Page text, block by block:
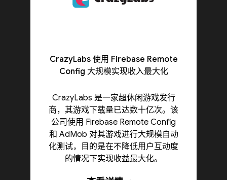
CrazyLabs 使用 Firebase Remote
Config 大规模实现收入最大化
CrazyLabs 是一家超休闲游戏发行
商，其游戏下载量已达数十亿次。该
公司使用 Firebase Remote Config
和 AdMob 对其游戏进行大规模自动
化测试，目的是在不降低用户互动度
的情况下实现收益最大化。